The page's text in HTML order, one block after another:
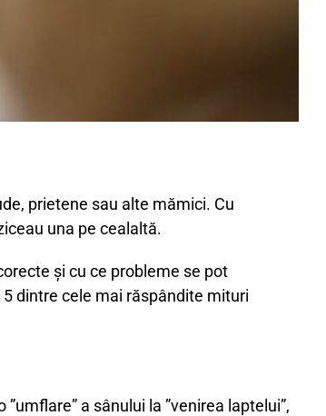
prietene sau alte mămici. Cu
una pe cealaltă.
și cu ce probleme se pot
dintre cele mai răspândite mituri
a sânului la ”venirea laptelui”,